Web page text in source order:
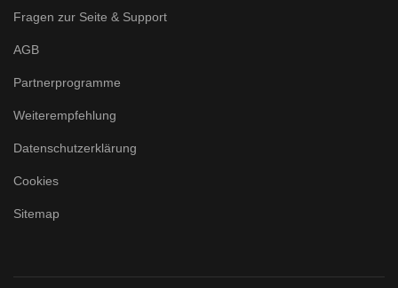
Fragen zur Seite & Support
AGB
Partnerprogramme
Weiterempfehlung
Datenschutzerklärung
Cookies
Sitemap